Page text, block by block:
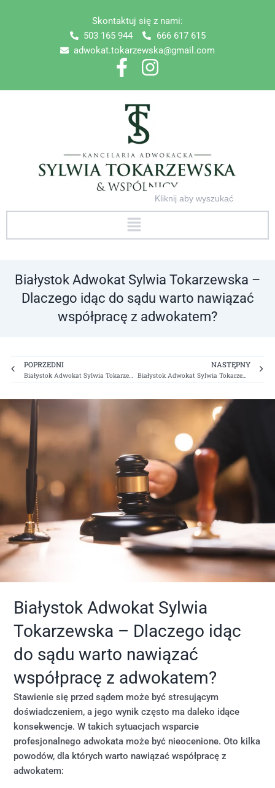
Skontaktuj się z nami:
503 165 944
666 617 615
adwokat.tokarzewska@gmail.com
Menu
Search
for:
Białystok Adwokat Sylwia Tokarzewska –
Dlaczego idąc do sądu warto nawiązać
współpracę z adwokatem?
PrevPOPRZEDNI
Białystok Adwokat Sylwia Tokarzewska – Jak odzyskać zaległe alimenty?
NASTĘPNY
Białystok Adwokat Sylwia Tokarzewska – Rozwód jako nowy początek życia
Białystok Adwokat Sylwia
Tokarzewska – Dlaczego idąc
do sądu warto nawiązać
współpracę z adwokatem?
Stawienie się przed sądem może być stresującym
doświadczeniem, a jego wynik często ma daleko idące
konsekwencje. W takich sytuacjach wsparcie
profesjonalnego adwokata może być nieocenione. Oto kilka
powodów, dla których warto nawiązać współpracę z
adwokatem: